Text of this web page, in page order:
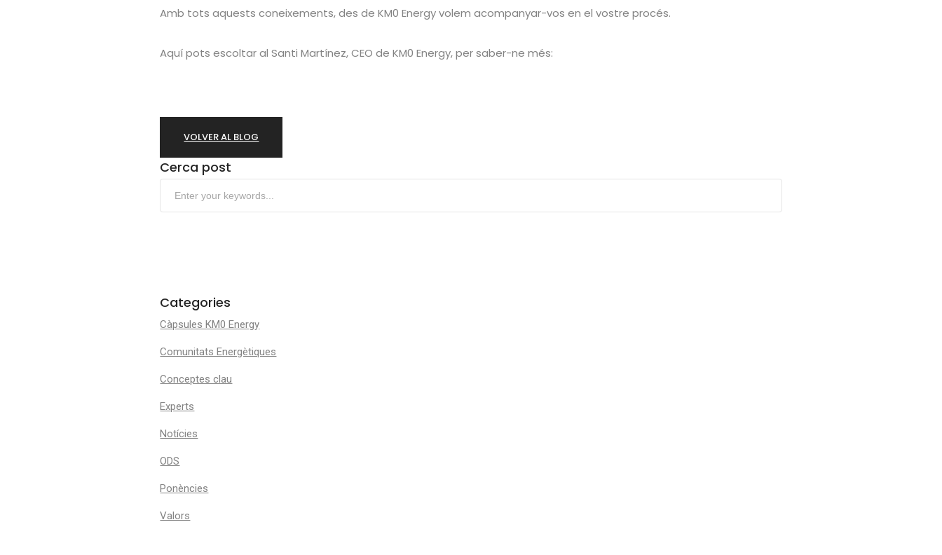
Amb tots aquests coneixements, des de KM0 Energy volem acompanyar-vos en el vostre procés.
Aquí pots escoltar al Santi Martínez, CEO de KM0 Energy, per saber-ne més:
VOLVER AL BLOG
Cerca post
Categories
Càpsules KM0 Energy
Comunitats Energètiques
Conceptes clau
Experts
Notícies
ODS
Ponències
Valors